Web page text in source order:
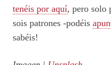
tenéis por aquí, pero solo
sois patrones -podéis
sabéis!